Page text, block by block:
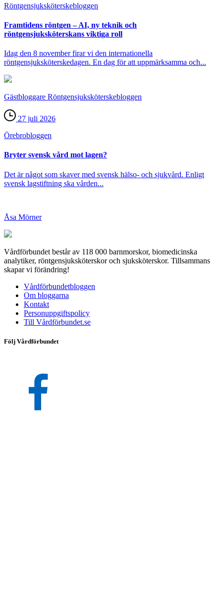
Röntgensjuksköterske­bloggen
Framtidens röntgen – AI, ny teknik och
röntgensjuksköterskans viktiga roll
Idag den 8 november firar vi den internationella
röntgensjuksköterskedagen. En dag för att uppmärksamma och...
Gästbloggare Röntgensjuksköterskebloggen
27 juli 2026
Örebro­bloggen
Bryter svensk vård mot lagen?
Det är något som skaver med svensk hälso- och sjukvård. Enligt
svensk lagstiftning ska vården...
Åsa Mörner
Vårdförbundet består av 118 000 barnmorskor, biomedicinska
analytiker, röntgensjuksköterskor och sjuksköterskor. Tillsammans
skapar vi förändring!
Vårdförbundetbloggen
Om bloggarna
Kontakt
Personuppgiftspolicy
Till Vårdförbundet.se
Följ Vårdförbundet